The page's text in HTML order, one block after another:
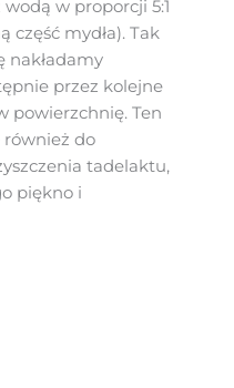
w proporcji 5:1
część mydła). Tak
nakładamy
przez kolejne
powierzchnię. Ten
również do
tadelaktu,
piękno i